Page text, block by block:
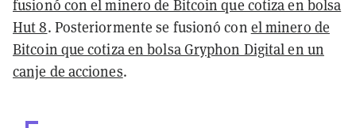
fusionó con el minero de Bitcoin que cotiza en bolsa
Hut 8. Posteriormente se fusionó con el minero de
Bitcoin que cotiza en bolsa Gryphon Digital en un
canje de acciones.